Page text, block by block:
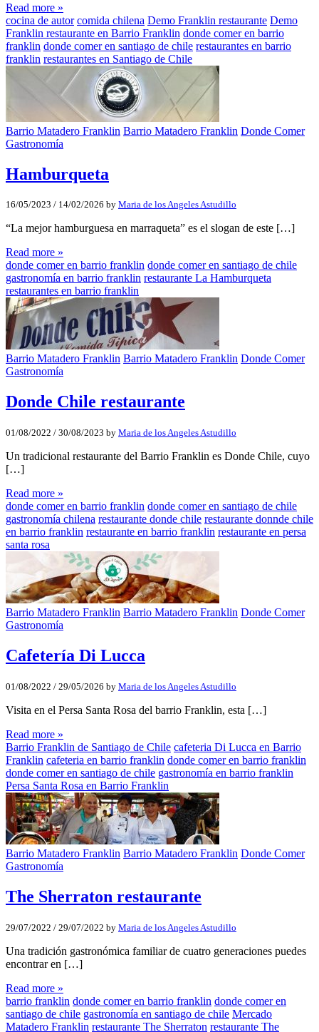
Read more »
cocina de autor comida chilena Demo Franklin restaurante Demo
Franklin restaurante en Barrio Franklin donde comer en barrio
franklin donde comer en santiago de chile restaurantes en barrio
franklin restaurantes en Santiago de Chile
Barrio Matadero Franklin Barrio Matadero Franklin Donde Comer
Gastronomía
Hamburqueta
16/05/2023 / 14/02/2026 by Maria de los Angeles Astudillo
“La mejor hamburguesa en marraqueta” es el slogan de este […]
Read more »
donde comer en barrio franklin donde comer en santiago de chile
gastronomía en barrio franklin restaurante La Hamburqueta
restaurantes en barrio franklin
Barrio Matadero Franklin Barrio Matadero Franklin Donde Comer
Gastronomía
Donde Chile restaurante
01/08/2022 / 30/08/2023 by Maria de los Angeles Astudillo
Un tradicional restaurante del Barrio Franklin es Donde Chile, cuyo
[…]
Read more »
donde comer en barrio franklin donde comer en santiago de chile
gastronomía chilena restaurante donde chile restaurante donnde chile
en barrio franklin restaurante en barrio franklin restaurante en persa
santa rosa
Barrio Matadero Franklin Barrio Matadero Franklin Donde Comer
Gastronomía
Cafetería Di Lucca
01/08/2022 / 29/05/2026 by Maria de los Angeles Astudillo
Visita en el Persa Santa Rosa del barrio Franklin, esta […]
Read more »
Barrio Franklin de Santiago de Chile cafeteria Di Lucca en Barrio
Franklin cafeteria en barrio franklin donde comer en barrio franklin
donde comer en santiago de chile gastronomía en barrio franklin
Persa Santa Rosa en Barrio Franklin
Barrio Matadero Franklin Barrio Matadero Franklin Donde Comer
Gastronomía
The Sherraton restaurante
29/07/2022 / 29/07/2022 by Maria de los Angeles Astudillo
Una tradición gastronómica familiar de cuatro generaciones puedes
encontrar en […]
Read more »
barrio franklin donde comer en barrio franklin donde comer en
santiago de chile gastronomía en santiago de chile Mercado
Matadero Franklin restaurante The Sherraton restaurante The